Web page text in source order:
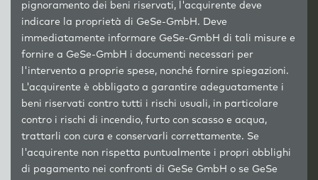
pignoramento dei beni riservati, l'acquirente deve
indicare la proprietà di GeSe-GmbH. Deve
immediatamente informare GeSe-GmbH di tali misure e
fornire a GeSe-GmbH i documenti necessari per
l'intervento a proprie spese, nonché fornire spiegazioni.
L'acquirente è obbligato a garantire adeguatamente i
beni riservati contro tutti i rischi usuali, in particolare
contro i rischi di incendio, furto con scasso e acqua,
trattarli con cura e conservarli correttamente. Se
l'acquirente non rispetta puntualmente i propri obblighi
di pagamento nei confronti di GeSe GmbH o se GeSe